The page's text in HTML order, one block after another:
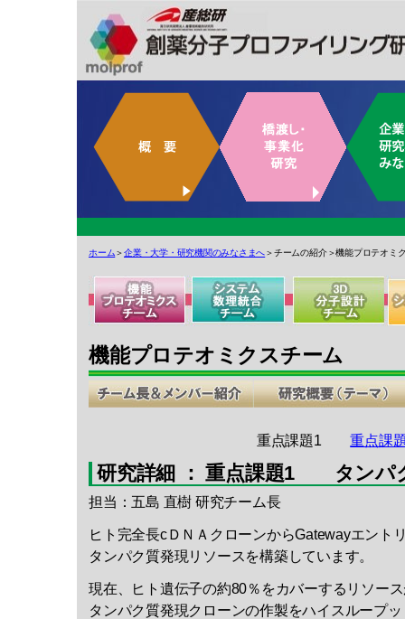
ホーム＞企業・大学・研究機関のみなさまへ＞チームの紹介＞機能プロテオ
機能プロテオミクスチーム
重点課題1重点課
研究詳細 ： 重点課題1 タンパ
担当：五島 直樹 研究チーム長
ヒト完全長cＤＮＡクローンからGatewayエント
タンパク質発現リソースを構築しています。
現在、ヒト遺伝子の約80％をカバーするリソー
タンパク質発現クローンの作製をハイスループ